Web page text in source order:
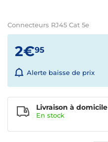
Connecteurs RJ45 Cat 5e
2€95
Alerte baisse de prix
Livraison à domicile
En stock